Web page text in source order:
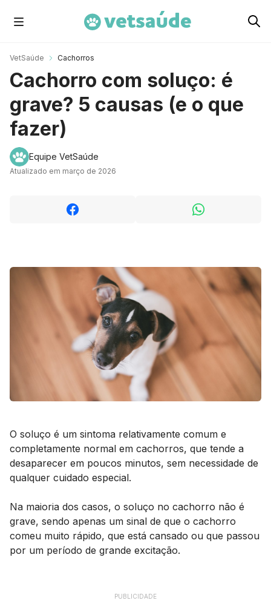
Gatos
Roedores
Aves
VetSaúde Cachorros
Cachorro com soluço: é
grave? 5 causas (e o que
fazer)
Equipe VetSaúde
Atualizado em março de 2026
O soluço é um sintoma relativamente comum e
completamente normal em cachorros, que tende a
desaparecer em poucos minutos, sem necessidade de
qualquer cuidado especial.
Na maioria dos casos, o soluço no cachorro não é
grave, sendo apenas um sinal de que o cachorro
comeu muito rápido, que está cansado ou que passou
por um período de grande excitação.
PUBLICIDADE